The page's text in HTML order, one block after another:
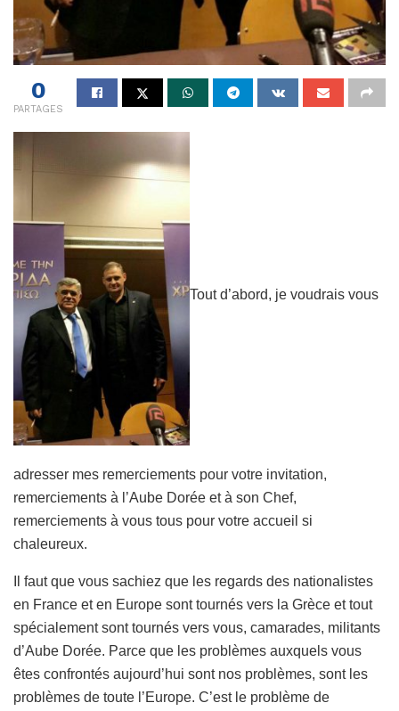
0
PARTAGES
Tout d’abord, je voudrais vous
adresser mes remerciements pour votre invitation,
remerciements à l’Aube Dorée et à son Chef,
remerciements à vous tous pour votre accueil si
chaleureux.
Il faut que vous sachiez que les regards des nationalistes
en France et en Europe sont tournés vers la Grèce et tout
spécialement sont tournés vers vous, camarades, militants
d’Aube Dorée. Parce que les problèmes auxquels vous
êtes confrontés aujourd’hui sont nos problèmes, sont les
problèmes de toute l’Europe. C’est le problème de